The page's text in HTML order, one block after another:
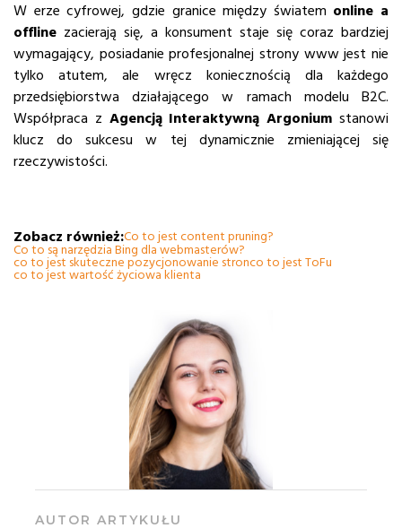
W erze cyfrowej, gdzie granice między światem online a
offline zacierają się, a konsument staje się coraz bardziej
wymagający, posiadanie profesjonalnej strony www jest nie
tylko atutem, ale wręcz koniecznością dla każdego
przedsiębiorstwa działającego w ramach modelu B2C.
Współpraca z Agencją Interaktywną Argonium stanowi
klucz do sukcesu w tej dynamicznie zmieniającej się
rzeczywistości.
Zobacz również:Co to jest content pruning?
Co to są narzędzia Bing dla webmasterów?
co to jest skuteczne pozycjonowanie stronco to jest ToFu
co to jest wartość życiowa klienta
AUTOR ARTYKUŁU